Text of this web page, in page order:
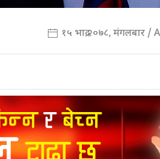
१५ भाद्र २०७८, मंगलबार